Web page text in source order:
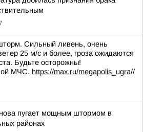
Сильный ливень, очень
25 м/с и более, гроза ожидаются
Будьте осторожны!
МЧС. https://max.ru/megapolis_ugra//
пугает мощным штормом в
районах